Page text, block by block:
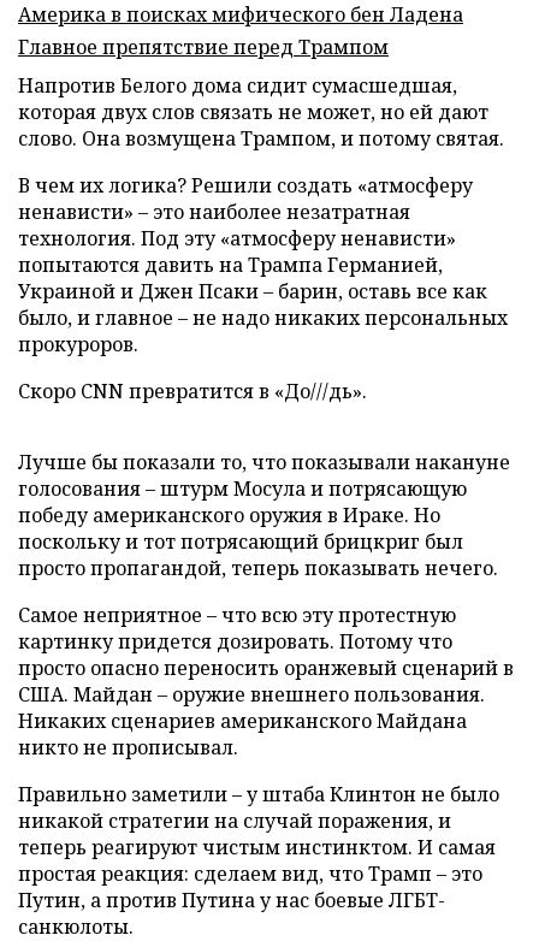
Америка в поисках мифического бен Ладена
Главное препятствие перед Трампом
Напротив Белого дома сидит сумасшедшая,
которая двух слов связать не может, но ей дают
слово. Она возмущена Трампом, и потому святая.
В чем их логика? Решили создать «атмосферу
ненависти» – это наиболее незатратная
технология. Под эту «атмосферу ненависти»
попытаются давить на Трампа Германией,
Украиной и Джен Псаки – барин, оставь все как
было, и главное – не надо никаких персональных
прокуроров.
Скоро CNN превратится в «До///дь».
Лучше бы показали то, что показывали накануне
голосования – штурм Мосула и потрясающую
победу американского оружия в Ираке. Но
поскольку и тот потрясающий брицкриг был
просто пропагандой, теперь показывать нечего.
Самое неприятное – что всю эту протестную
картинку придется дозировать. Потому что
просто опасно переносить оранжевый сценарий в
США. Майдан – оружие внешнего пользования.
Никаких сценариев американского Майдана
никто не прописывал.
Правильно заметили – у штаба Клинтон не было
никакой стратегии на случай поражения, и
теперь реагируют чистым инстинктом. И самая
простая реакция: сделаем вид, что Трамп – это
Путин, а против Путина у нас боевые ЛГБТ-
санкюлоты.